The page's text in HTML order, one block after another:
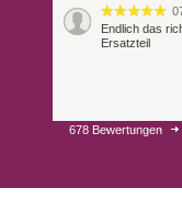
Endlich das
Ersatzteil
678 Bewertungen